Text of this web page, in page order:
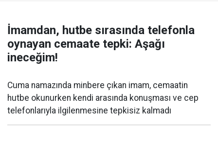
İmamdan, hutbe sırasında telefonla
oynayan cemaate tepki: Aşağı
ineceğim!
Cuma namazında minbere çıkan imam, cemaatin
hutbe okunurken kendi arasında konuşması ve cep
telefonlarıyla ilgilenmesine tepkisiz kalmadı